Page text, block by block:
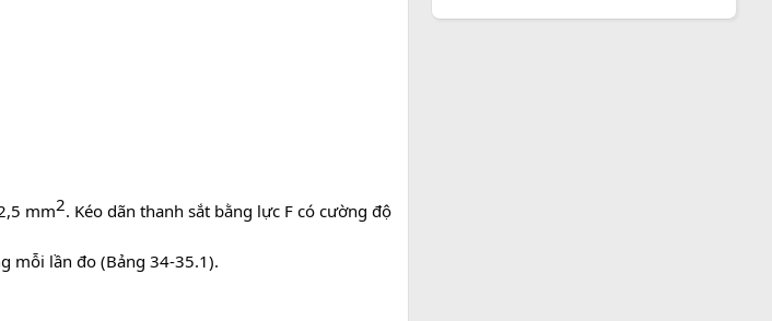
mm2​. Kéo dãn thanh sắt bằng lực F có cường độ
mỗi lần đo (Bảng 34-35.1).